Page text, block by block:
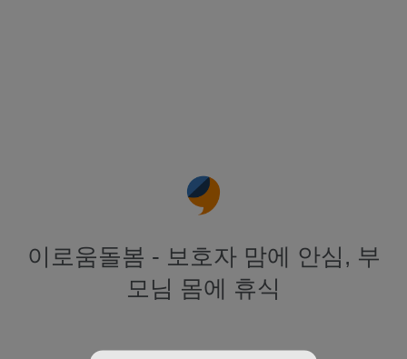
이로움돌봄 - 보호자 맘에 안심, 부
모님 몸에 휴식